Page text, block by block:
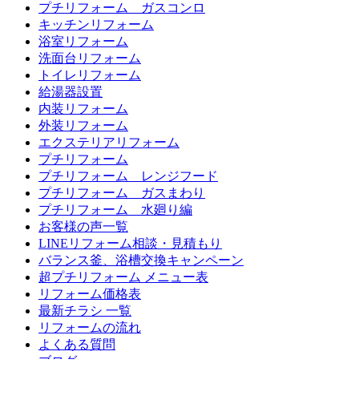
プチリフォーム ガスコンロ
キッチンリフォーム
浴室リフォーム
洗面台リフォーム
トイレリフォーム
給湯器設置
内装リフォーム
外装リフォーム
エクステリアリフォーム
プチリフォーム
プチリフォーム レンジフード
プチリフォーム ガスまわり
プチリフォーム 水廻り編
お客様の声一覧
LINEリフォーム相談・見積もり
バランス釜、浴槽交換キャンペーン
超プチリフォーム メニュー表
リフォーム価格表
最新チラシ 一覧
リフォームの流れ
よくある質問
ブログ